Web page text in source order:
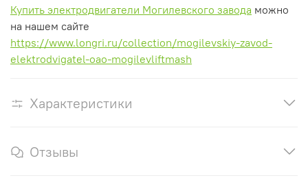
Купить электродвигатели Могилевского завода можно
на нашем сайте
https://www.longri.ru/collection/mogilevskiy-zavod-
elektrodvigatel-oao-mogilevliftmash
Характеристики
Отзывы